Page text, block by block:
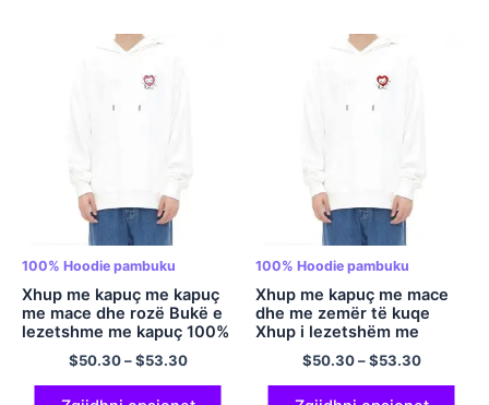
100% Hoodie pambuku
Xhup me kapuç me kapuç
me mace dhe rozë Bukë e
lezetshme me kapuç 100%
Pullover pambuku e butë
me kapuç me kapuç me
këllëf me kapuç çifti Shoku
$50.30–$53.30
100% Hoodie pambuku
Xhup me kapuç me mace
dhe me zemër të kuqe
Xhup i lezetshëm me
kapuç 100% Pullover
pambuku e butë me kapuç
me kapuç me këllëf me
$50.30–$53.30